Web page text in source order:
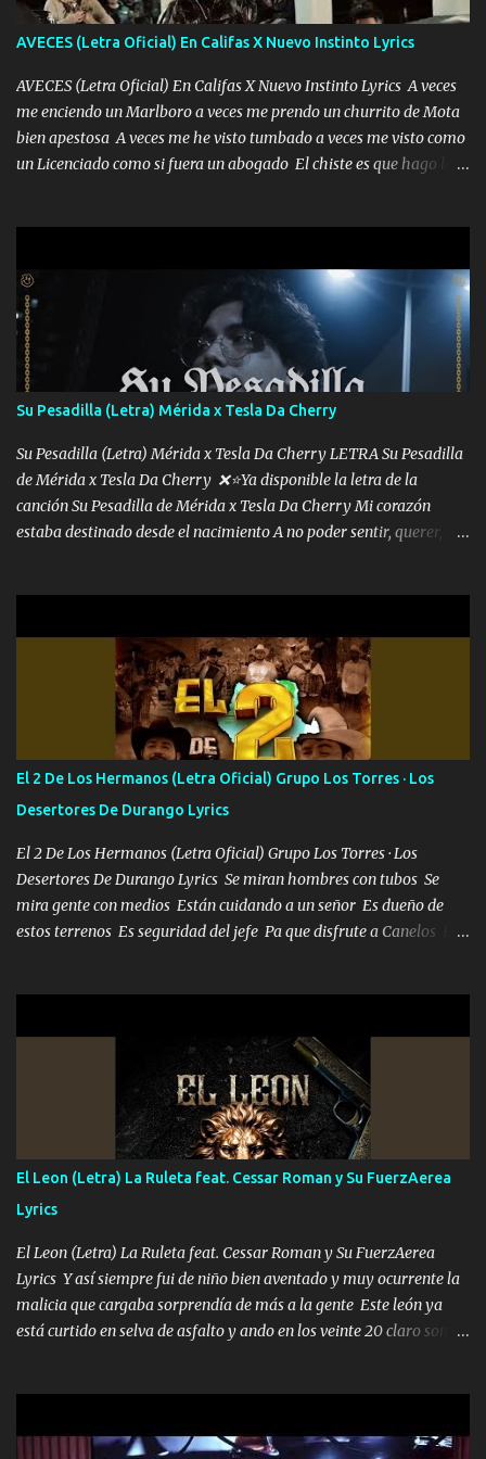
AVECES (Letra Oficial) En Califas X Nuevo Instinto Lyrics
AVECES (Letra Oficial) En Califas X Nuevo Instinto Lyrics A veces
me enciendo un Marlboro a veces me prendo un churrito de Mota
bien apestosa A veces me he visto tumbado a veces me visto como
un Licenciado como si fuera un abogado El chiste es que hago lo
corriente no quieren verte subir de level trucha mis plebes Música
A veces me pongo un sombrero a veces me ven la cachucha de lado
con la mirada siempre en alto A veces me fajó una super o a veces
me fajó una Glock siempre armado todas las generaciones yo
traigo El chiste es que hago lo que quiero pues así soy me mandó
yo tengo el control a todos yo les paro el dedo soy hocicon un
malcriado un malandrón Que Les importa no saben nada falsas
las risas las que me miran hay gente corriente no quieren ve...
Su Pesadilla (Letra) Mérida x Tesla Da Cherry
Su Pesadilla (Letra) Mérida x Tesla Da Cherry LETRA Su Pesadilla
de Mérida x Tesla Da Cherry ❌⭐Ya disponible la letra de la
canción Su Pesadilla de Mérida x Tesla Da Cherry Mi corazón
estaba destinado desde el nacimiento A no poder sentir, querer,
algunas que no lo entiendan Porque ahora soy su pesadilla, lo sé
Soy yo la octava maravilla, no lo niegues Tengo de rodillas a otras
cien Y por más que quieran no me detienen Soy yo la mente que
más brilla, lo ves Pa' mi la vida es tan sencilla No lo entenderías en
tu vida, y está bien Porque lo que tengo nadie lo tiene Una me está
escribiendo y la otra me va a llamar Quiere que vaya a verla y que
la invite a cenar Otras más me están pidiendo que las saque a
bailar Pero es que tengo un par de conciertos más que llenar Se
mueven solo por el interés P...
El 2 De Los Hermanos (Letra Oficial) Grupo Los Torres · Los
Desertores De Durango Lyrics
El 2 De Los Hermanos (Letra Oficial) Grupo Los Torres · Los
Desertores De Durango Lyrics Se miran hombres con tubos Se
mira gente con medios Están cuidando a un señor Es dueño de
estos terrenos Es seguridad del jefe Pa que disfrute a Canelos Es
ni tampoco las mujeres porque es platica de grandes por eso hay
que estar alegres doy las instrucciones para atender los deberes
Música Si es que salta algún problema de confianza tengo gente
ahí está el Hombre Cuarenta y también Pariente 7 arreglan
cualquier problema no más es cuestión que ordené NOS HACE
FALTA UN HERMANO DE CLAVE ERA EL 24 SIEMPRE FUE UN
HOMBRE VALIENTE POR ALGO M'URIÓ PELEAND0 SIEMPRE
VIO POR LA FAMILIA PARA QUE SIGA EL LEGADO Es el DOS de
los HERMANOS un cerebro inteligente y com...
El Leon (Letra) La Ruleta feat. Cessar Roman y Su FuerzAerea
Lyrics
El Leon (Letra) La Ruleta feat. Cessar Roman y Su FuerzAerea
Lyrics Y así siempre fui de niño bien aventado y muy ocurrente la
malicia que cargaba sorprendía de más a la gente Este león ya
está curtido en selva de asfalto y ando en los veinte 20 claro son
pa más pues hay charola les voy a dar hasta topar pues no hay de